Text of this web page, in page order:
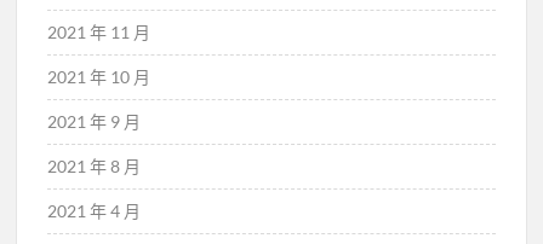
2021 年 11 月
2021 年 10 月
2021 年 9 月
2021 年 8 月
2021 年 4 月